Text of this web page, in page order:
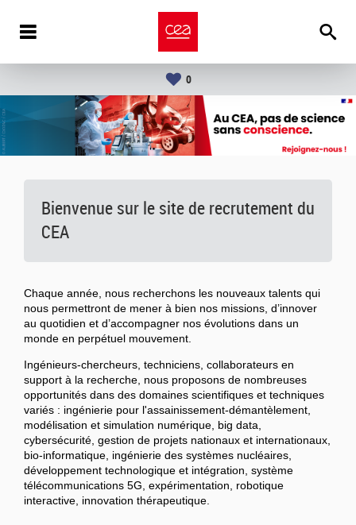
0
Bienvenue sur le site de recrutement du
CEA
Chaque année, nous recherchons les nouveaux talents qui
nous permettront de mener à bien nos missions, d’innover
au quotidien et d’accompagner nos évolutions dans un
monde en perpétuel mouvement.
Ingénieurs-chercheurs, techniciens, collaborateurs en
support à la recherche, nous proposons de nombreuses
opportunités dans des domaines scientifiques et techniques
variés : ingénierie pour l'assainissement-démantèlement,
modélisation et simulation numérique, big data,
cybersécurité, gestion de projets nationaux et internationaux,
bio-informatique, ingénierie des systèmes nucléaires,
développement technologique et intégration, système
télécommunications 5G, expérimentation, robotique
interactive, innovation thérapeutique.